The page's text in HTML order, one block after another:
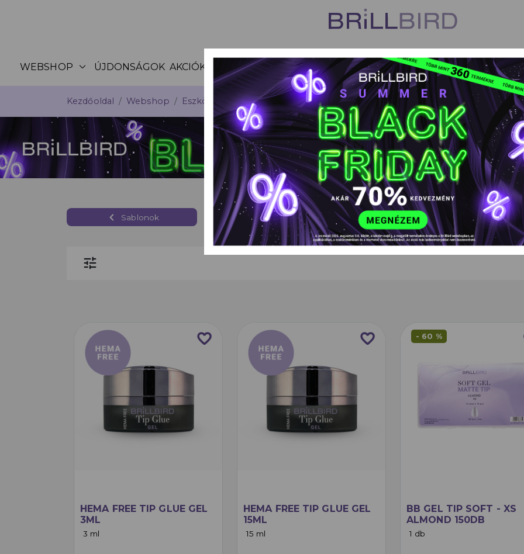
WEBSHOP expand_more ÚJDONSÁGOK AKCIÓK KATALÓGUS VISZONTELADÓK TANFOLYAMOK
Kezdőoldal Webshop Eszközök, kellékek Tipek, margaréták, tip kellékek
navigate_before Sablonok TIPEK, MARGARÉTÁK, TIP
tune
favorite_border
HEMA FREE TIP GLUE GEL
3ML
3 ml
favorite_border
HEMA FREE TIP GLUE GEL
15ML
15 ml
- 60 %
BB GEL TIP SOFT - XS
ALMOND 150DB
1 db